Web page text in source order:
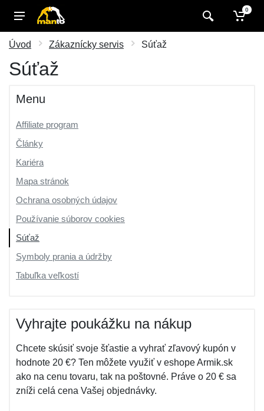
0
Úvod Zákaznícky servis Súťaž
Súťaž
Menu
Affiliate program
Články
Kariéra
Mapa stránok
Ochrana osobných údajov
Používanie súborov cookies
Súťaž
Symboly prania a údržby
Tabuľka veľkostí
Vyhrajte poukážku na nákup
Chcete skúsiť svoje šťastie a vyhrať zľavový kupón v
hodnote 20 €? Ten môžete využiť v eshope Armik.sk
ako na cenu tovaru, tak na poštovné. Práve o 20 € sa
zníži celá cena Vašej objednávky.